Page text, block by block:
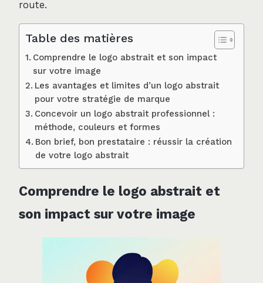
route.
Table des matières
Comprendre le logo abstrait et son impact
sur votre image
Les avantages et limites d’un logo abstrait
pour votre stratégie de marque
Concevoir un logo abstrait professionnel :
méthode, couleurs et formes
Bon brief, bon prestataire : réussir la création
de votre logo abstrait
Comprendre le logo abstrait et
son impact sur votre image